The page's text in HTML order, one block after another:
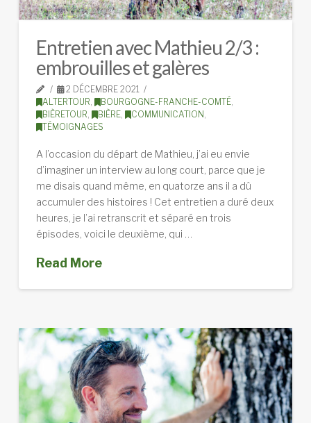
Entretien avec Mathieu 2/3 :
embrouilles et galères
2 DÉCEMBRE 2021
ALTERTOUR, BOURGOGNE-FRANCHE-COMTÉ,
BIÈRETOUR, BIÈRE, COMMUNICATION,
TÉMOIGNAGES
A l’occasion du départ de Mathieu, j’ai eu envie
d’imaginer un interview au long court, parce que je
me disais quand même, en quatorze ans il a dû
accumuler des histoires ! Cet entretien a duré deux
heures, je l’ai retranscrit et séparé en trois
épisodes, voici le deuxième, qui …
Read More